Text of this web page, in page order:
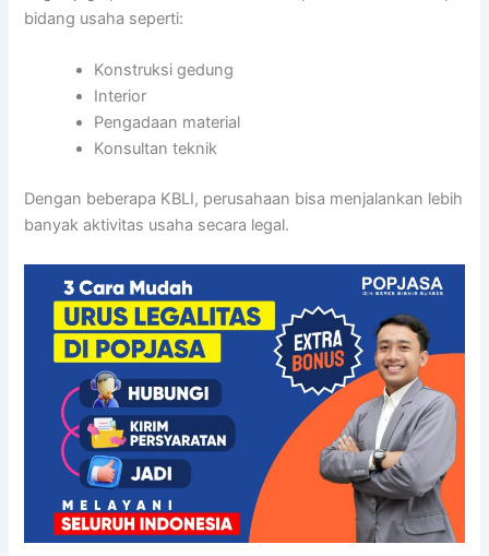
bidang usaha seperti:
Konstruksi gedung
Interior
Pengadaan material
Konsultan teknik
Dengan beberapa KBLI, perusahaan bisa menjalankan lebih
banyak aktivitas usaha secara legal.